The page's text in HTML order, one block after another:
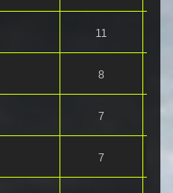
11
8
7
7